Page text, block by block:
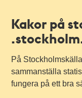
Kakor på
På
sammanställa
fungera på ett bra